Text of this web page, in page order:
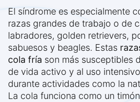
El síndrome es especialmente
razas grandes de trabajo o de
labradores, golden retrievers,
sabuesos y beagles. Estas
cola fría son más susceptibles
de vida activo y al uso
durante actividades como la
La cola funciona como un